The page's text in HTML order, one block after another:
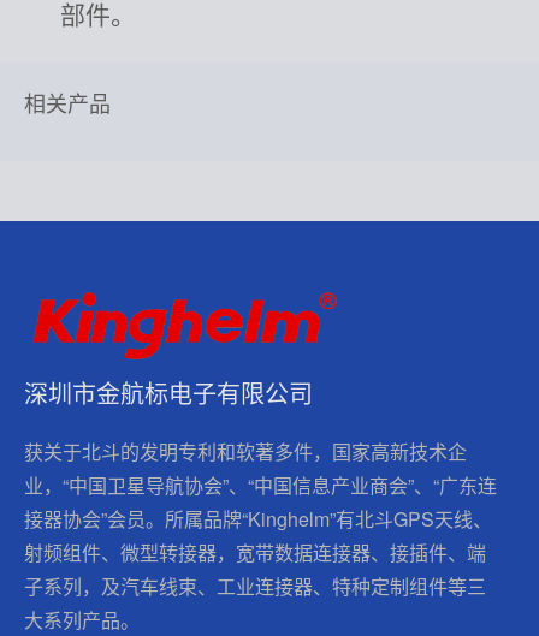
部件。
相关产品
深圳市金航标电子有限公司
获关于北斗的发明专利和软著多件，国家高新技术企
业，“中国卫星导航协会”、“中国信息产业商会”、“广东连
接器协会”会员。所属品牌“Kinghelm”有北斗GPS天线、
射频组件、微型转接器，宽带数据连接器、接插件、端
子系列，及汽车线束、工业连接器、特种定制组件等三
大系列产品。